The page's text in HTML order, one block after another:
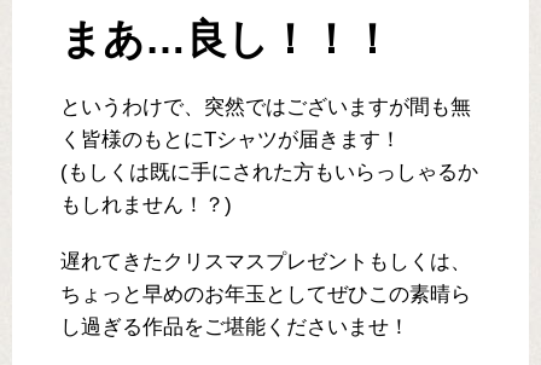
まあ…良し！！！
というわけで、突然ではございますが間も無
く皆様のもとにTシャツが届きます！
(もしくは既に手にされた方もいらっしゃるか
もしれません！？)
遅れてきたクリスマスプレゼントもしくは、
ちょっと早めのお年玉としてぜひこの素晴ら
し過ぎる作品をご堪能くださいませ！